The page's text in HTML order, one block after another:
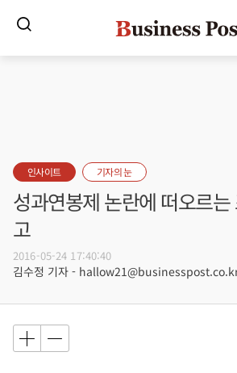
인사이트 기자의 눈
성과연봉제 논란에 떠오르
고
2016-05-24 17:40:40
김수정 기자 -